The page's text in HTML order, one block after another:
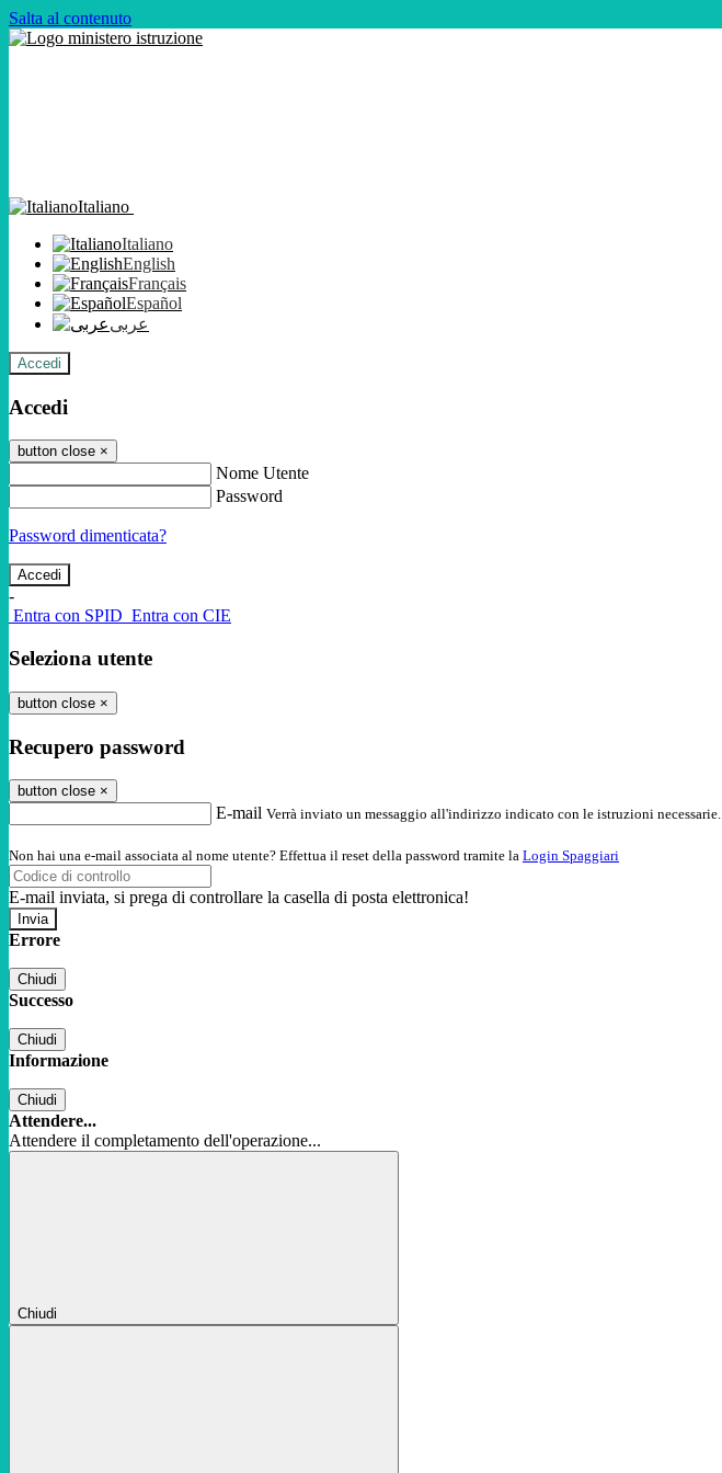
Salta al contenuto
Italiano
Italiano
English
Français
Español
عربى
Accedi
Accedi
button close ×
Nome Utente
Password
Password dimenticata?
-
Entra con SPID Entra con CIE
Seleziona utente
button close ×
Recupero password
button close ×
E-mail Verrà inviato un messaggio all'indirizzo indicato con le istruzioni necessarie.
Non hai una e-mail associata al nome utente? Effettua il reset della password tramite la Login Spaggiari
E-mail inviata, si prega di controllare la casella di posta elettronica!
Errore
Chiudi
Successo
Chiudi
Informazione
Chiudi
Attendere...
Attendere il completamento dell'operazione...
Chiudi